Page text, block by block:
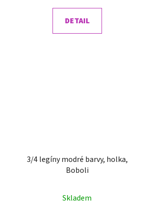
DETAIL
3/4 legíny modré barvy, holka,
Boboli
Skladem